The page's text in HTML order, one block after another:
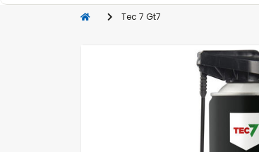
Tec 7 Gt7